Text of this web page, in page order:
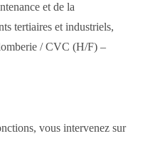
et de la
tertiaires et industriels,
/ CVC (H/F) –
vous intervenez sur